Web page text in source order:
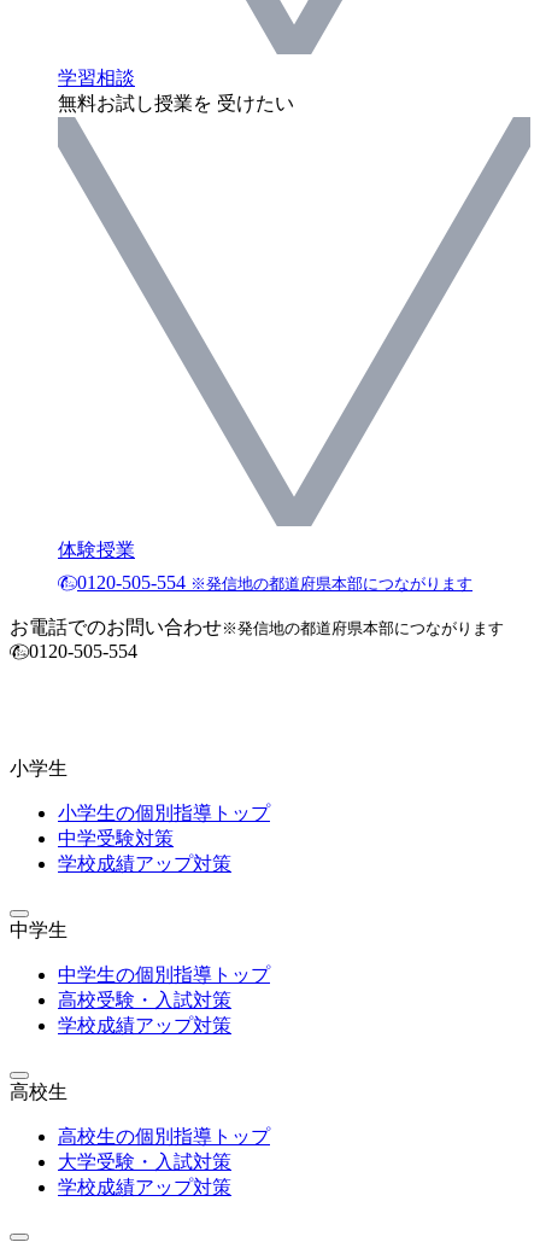
学習相談
無料お試し授業を 受けたい
体験授業
0120-505-554 ※発信地の都道府県本部につながります
お電話でのお問い合わせ※発信地の都道府県本部につながります
0120-505-554
小学生
小学生の個別指導トップ
中学受験対策
学校成績アップ対策
中学生
中学生の個別指導トップ
高校受験・入試対策
学校成績アップ対策
高校生
高校生の個別指導トップ
大学受験・入試対策
学校成績アップ対策